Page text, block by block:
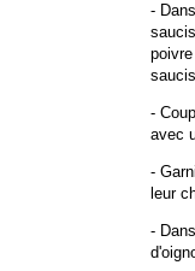
-
-
avec
-
leur
-